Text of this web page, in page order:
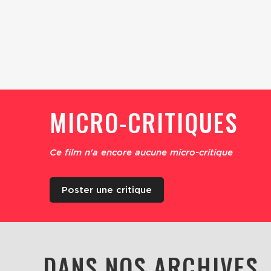
MICRO-CRITIQUES
Ce film n'a encore aucune micro-critique
Poster une critique